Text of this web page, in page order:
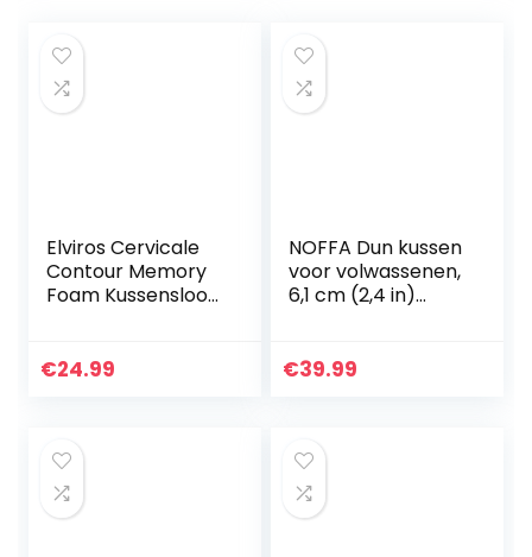
Elviros Cervicale
Contour Memory
Foam Kussensloop
Kussensloop-64 x
€24.99
NOFFA Dun kussen
voor volwassenen,
6,1 cm (2,4 in)
n, plat om te
€39.99